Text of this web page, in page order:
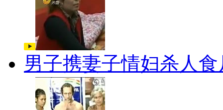
男子携妻子情妇杀人食